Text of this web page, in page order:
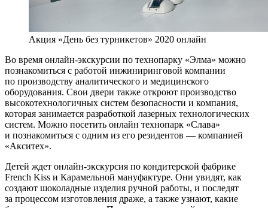
Акция «День без турникетов» 2020 онлайн
Во время онлайн-экскурсии по технопарку «Элма» можно
познакомиться с работой инжиниринговой компании
по производству аналитического и медицинского
оборудования. Свои двери также откроют производство
высокотехнологичных систем безопасности и компания,
которая занимается разработкой лазерных технологических
систем. Можно посетить онлайн технопарк «Слава»
и познакомиться с одним из его резидентов — компанией
«Акситех».
Детей ждет онлайн-экскурсия по кондитерской фабрике
French Kiss и Карамельной мануфактуре. Они увидят, как
создают шоколадные изделия ручной работы, и последят
за процессом изготовления драже, а также узнают, какие